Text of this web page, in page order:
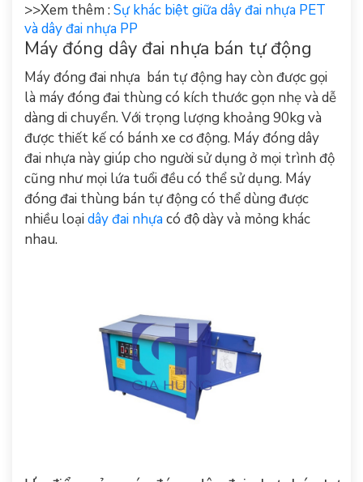
>>Xem thêm : Sự khác biệt giữa dây đai nhựa PET
và dây đai nhựa PP
Máy đóng dây đai nhựa bán tự động
Máy đóng đai nhựa bán tự động hay còn được gọi
là máy đóng đai thùng có kích thước gọn nhẹ và dễ
dàng di chuyển. Với trọng lượng khoảng 90kg và
được thiết kế có bánh xe cơ động. Máy đóng dây
đai nhựa này giúp cho người sử dụng ở mọi trình độ
cũng như mọi lứa tuổi đều có thể sử dụng. Máy
đóng đai thùng bán tự động có thể dùng được
nhiều loại dây đai nhựacó độ dày và mỏng khác
nhau.